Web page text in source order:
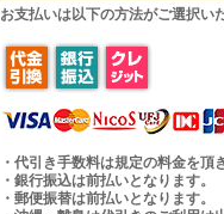
お支払いは以下の方法がご選択い
・代引き手数料は規定の料金を頂
・銀行振込は前払いとなります。
・郵便振替は前払いとなります。